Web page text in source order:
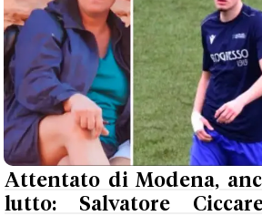
Attentato di Modena,
lutto: Salvatore